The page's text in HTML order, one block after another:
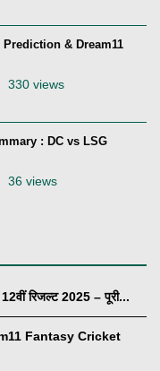
& Dream11
330 views
: DC vs LSG
36 views
रिजल्ट 2025 – पूरी...
Fantasy Cricket